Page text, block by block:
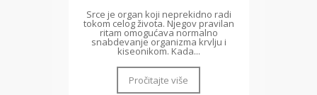
Srce je organ koji neprekidno radi
tokom celog života. Njegov pravilan
ritam omogućava normalno
snabdevanje organizma krvlju i
kiseonikom. Kada...
Pročitajte više